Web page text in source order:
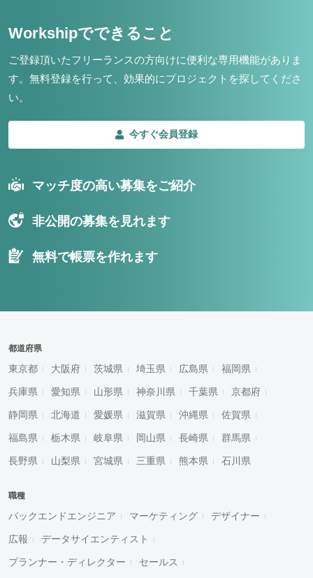
Workshipでできること
ご登録頂いたフリーランスの方向けに便利な専用機能がありま
す。 無料登録を行って、効果的にプロジェクトを探してくださ
い。
今すぐ会員登録
マッチ度の高い募集をご紹介
非公開の募集を見れます
無料で帳票を作れます
都道府県
東京都 大阪府 茨城県 埼玉県 広島県 福岡県
兵庫県 愛知県 山形県 神奈川県 千葉県 京都府
静岡県 北海道 愛媛県 滋賀県 沖縄県 佐賀県
福島県 栃木県 岐阜県 岡山県 長崎県 群馬県
長野県 山梨県 宮城県 三重県 熊本県 石川県
職種
バックエンドエンジニア マーケティング デザイナー
広報 データサイエンティスト
プランナー・ディレクター セールス